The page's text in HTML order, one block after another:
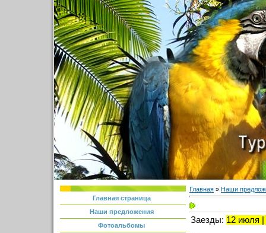
Главная страница
Наши предложения
Фотоальбомы
Главная » Наши
Заезды: 12 июля |